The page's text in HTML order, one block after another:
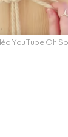
YouTube Oh